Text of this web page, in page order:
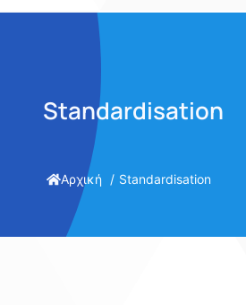
Standardisation
Αρχική Standardisation